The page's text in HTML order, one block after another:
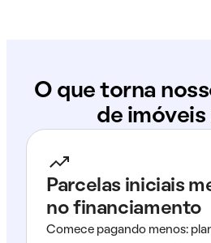
O que torna
de imóveis
Parcelas iniciais
no financiamento
Comece pagando menos: